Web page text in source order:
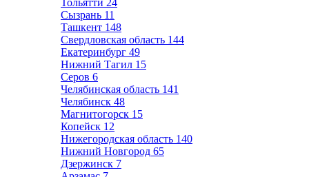
Тольятти 24
Сызрань 11
Ташкент 148
Свердловская область 144
Екатеринбург 49
Нижний Тагил 15
Серов 6
Челябинская область 141
Челябинск 48
Магнитогорск 15
Копейск 12
Нижегородская область 140
Нижний Новгород 65
Дзержинск 7